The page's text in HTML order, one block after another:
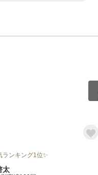
ンキング1位✨
太